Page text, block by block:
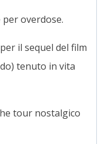
overdose.
il sequel del film
tenuto in vita
tour nostalgico